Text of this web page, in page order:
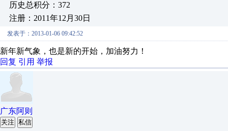
历史总积分：372
注册：2011年12月30日
发表于：2013-01-06 09:42:52
新年新气象，也是新的开始，加油努力！
回复 引用 举报
广东阿则
关注 私信